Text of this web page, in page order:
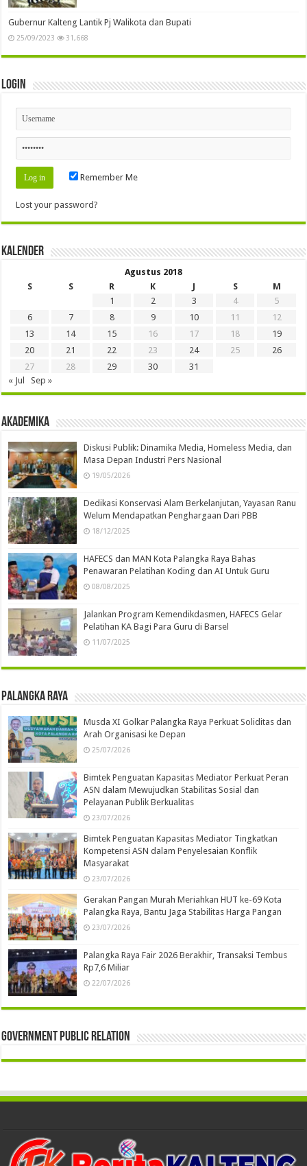
Gubernur Kalteng Lantik Pj Walikota dan Bupati
25/09/2023 31,668
Login
Remember Me
Lost your password?
Kalender
Agustus 2018
S
S R K J S
M
1
2 3 4
5
6
7 8 9 10 11
12
13
14 15 16 17 18
19
20
21 22 23 24 25
26
27
28 29 30
31
« Jul
Sep »
Akademika
Diskusi Publik: Dinamika Media, Homeless Media, dan
Masa Depan Industri Pers Nasional
19/05/2026
Dedikasi Konservasi Alam Berkelanjutan, Yayasan Ranu
Welum Mendapatkan Penghargaan Dari PBB
18/12/2025
HAFECS dan MAN Kota Palangka Raya Bahas
Penawaran Pelatihan Koding dan AI Untuk Guru
08/08/2025
Jalankan Program Kemendikdasmen, HAFECS Gelar
Pelatihan KA Bagi Para Guru di Barsel
11/07/2025
Palangka Raya
Musda XI Golkar Palangka Raya Perkuat Soliditas dan
Arah Organisasi ke Depan
25/07/2026
Bimtek Penguatan Kapasitas Mediator Perkuat Peran
ASN dalam Mewujudkan Stabilitas Sosial dan
Pelayanan Publik Berkualitas
23/07/2026
Bimtek Penguatan Kapasitas Mediator Tingkatkan
Kompetensi ASN dalam Penyelesaian Konflik
Masyarakat
23/07/2026
Gerakan Pangan Murah Meriahkan HUT ke-69 Kota
Palangka Raya, Bantu Jaga Stabilitas Harga Pangan
23/07/2026
Palangka Raya Fair 2026 Berakhir, Transaksi Tembus
Rp7,6 Miliar
22/07/2026
Government Public Relation